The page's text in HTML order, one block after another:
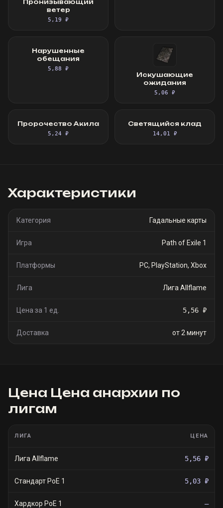
Пронизывающий
ветер
5,19 ₽
Нарушенные
обещания
5,88 ₽
Искушающие
ожидания
5,06 ₽
Пророчество Акила
5,24 ₽
Светящийся клад
14,01 ₽
Характеристики
Категория Гадальные карты
Игра Path of Exile 1
Платформы PC, PlayStation, Xbox
Лига Лига Allflame
Цена за 1 ед. 5,56 ₽
Доставка от 2 минут
Цена Цена анархии по
лигам
ЛИГА ЦЕНА
Лига Allflame 5,56 ₽
Стандарт PoE 1 5,03 ₽
Хардкор PoE 1 —